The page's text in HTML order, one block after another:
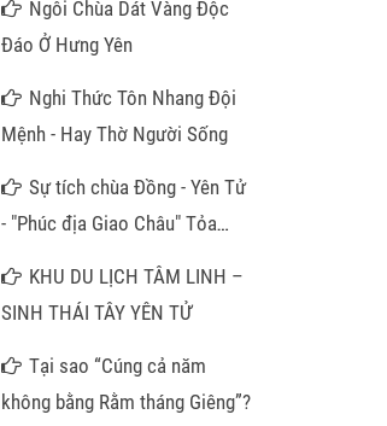
Ngôi Chùa Dát Vàng Độc
Đáo Ở Hưng Yên
Nghi Thức Tôn Nhang Đội
Mệnh - Hay Thờ Người Sống
Sự tích chùa Đồng - Yên Tử
- "Phúc địa Giao Châu" Tỏa
KHU DU LỊCH TÂM LINH –
SINH THÁI TÂY YÊN TỬ
Tại sao “Cúng cả năm
không bằng Rằm tháng Giêng”?